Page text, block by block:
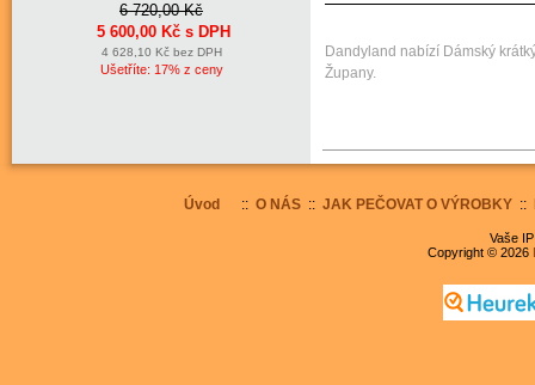
Dandyland nabízí Dámský
Župany.
6 720,00 Kč
5 600,00 Kč s DPH
4 628,10 Kč bez DPH
Ušetříte: 17% z ceny
Úvod :: O NÁS:: JAK PEČOVAT O VÝROBKY::
Vaše
Copyright © 2026